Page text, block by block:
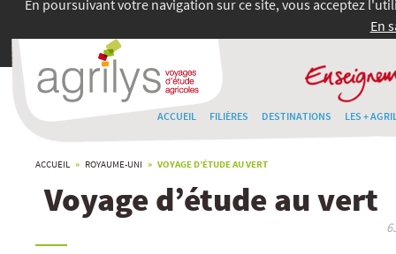
En poursuivant votre navigation sur ce site, vous acceptez
En
ACCUEIL FILIÈRES DESTINATIONS LES +
ACCUEIL » ROYAUME-UNI » VOYAGE D’ÉTUDE AU VERT
Voyage d’étude au vert